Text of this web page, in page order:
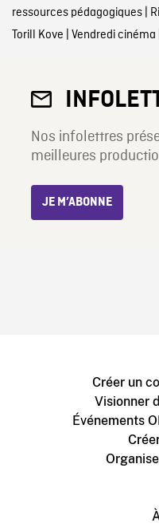
ressources pédagogiques|
Torill Kove | Vendredi cinéma
Nos infolettres
meilleures
JE M’ABONNE
Créer un
Visionner
Événements